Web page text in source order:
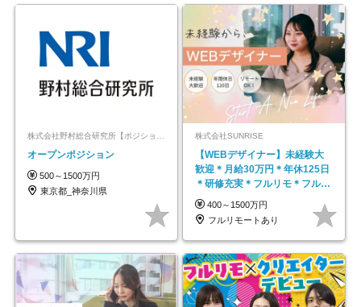
オープンポジション
500～1500万円
東京都_神奈川県
株式会社SUNRISE
【WEBデザイナー】未経験大
歓迎＊月給30万円＊年休125日
＊研修充実＊フルリモ＊フルフ
レックス＊
400～1500万円
フルリモートあり